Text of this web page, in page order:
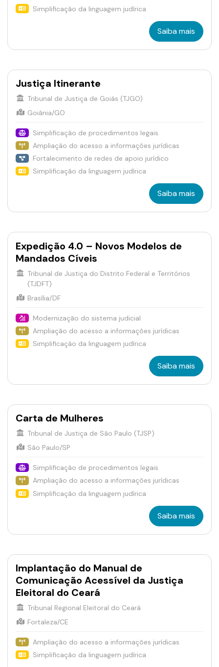
Simplificação da linguagem judírica
Saiba mais
Justiça Itinerante
Tribunal de Justiça de Goiás (TJGO)
Goiânia/GO
Simplificação de procedimentos legais
Ampliação do acesso a informações jurídicas
Fortalecimento de redes de apoio jurídico
Simplificação da linguagem judírica
Saiba mais
Expedição 4.0 – Novos Modelos de
Mandados Cíveis
Tribunal de Justiça do Distrito Federal e Territórios
(TJDFT)
Brasília/DF
Modernização do sistema judicial
Ampliação do acesso a informações jurídicas
Simplificação da linguagem judírica
Saiba mais
Carta de Mulheres
Tribunal de Justiça de São Paulo (TJSP)
São Paulo/SP
Simplificação de procedimentos legais
Ampliação do acesso a informações jurídicas
Simplificação da linguagem judírica
Saiba mais
Implantação do Manual de
Comunicação Acessível da Justiça
Eleitoral do Ceará
Tribunal Regional Eleitoral do Ceará
Fortaleza/CE
Ampliação do acesso a informações jurídicas
Simplificação da linguagem judírica